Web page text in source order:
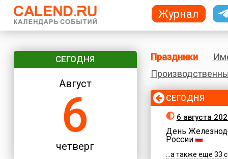
СЕГОДНЯ
Август
6
четверг
Праздники
СЕГОДНЯ
6 августа
День
России
...а также еще 33
Журнал